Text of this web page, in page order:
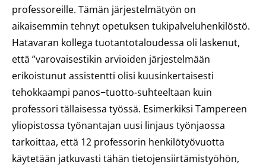
professoreille. Tämän järjestelmätyön on
aikaisemmin tehnyt opetuksen tukipalveluhenkilöstö.
Hatavaran kollega tuotantotaloudessa oli laskenut,
että ”varovaisestikin arvioiden järjestelmään
erikoistunut assistentti olisi kuusinkertaisesti
tehokkaampi panos−tuotto-suhteeltaan kuin
professori tällaisessa työssä. Esimerkiksi Tampereen
yliopistossa työnantajan uusi linjaus työnjaossa
tarkoittaa, että 12 professorin henkilötyövuotta
käytetään jatkuvasti tähän tietojensiirtämistyöhön,